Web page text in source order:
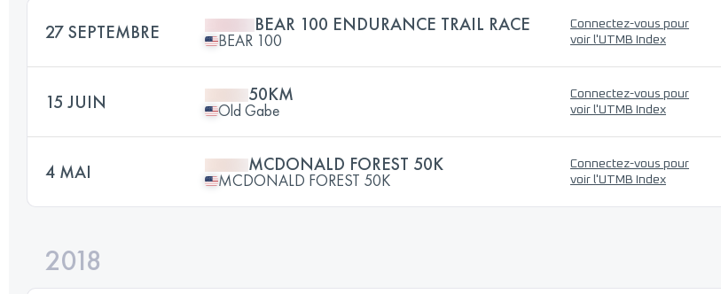
27 SEPTEMBRE BEAR 100 ENDURANCE TRAIL RACE
BEAR 100
Connectez-vous pour
voir l'UTMB Index
15 JUIN 50KM
Old Gabe
Connectez-vous pour
voir l'UTMB Index
4 MAI MCDONALD FOREST 50K
MCDONALD FOREST 50K
Connectez-vous pour
voir l'UTMB Index
2018